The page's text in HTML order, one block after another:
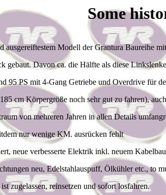
Some
ausgereiftestem Modell der Grantura Baureihe
gebaut. Davon ca. die Hälfte als diese
95 PS mit 4-Gang Getriebe und Overdrive für
cm Körpergröße noch sehr gut zu fahren),
von mehreren Jahren in allen Details
nur wenige KM. ausrücken fehlt
neue verbesserte Elektrik inkl. neuem
neu, Edelstahlauspuff, Ölkühler etc., to
zugelassen, reinsetzen und sofort losfahren.